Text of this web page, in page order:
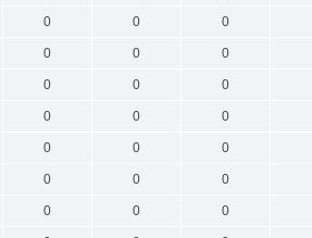
0 0 0
0 0 0
0 0 0
0 0 0
0 0 0
0 0 0
0 0 0